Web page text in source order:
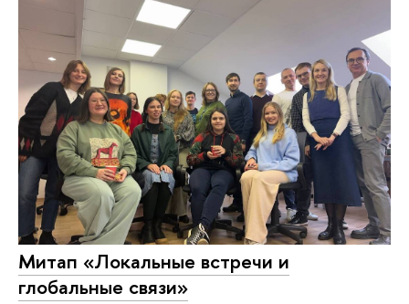
Митап «Локальные встречи и
глобальные связи»